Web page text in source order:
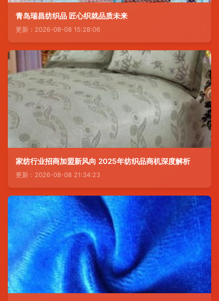
青岛瑞昌纺织品 匠心织就品质未来
更新：2026-08-08 15:28:06
家纺行业招商加盟新风向 2025年纺织品商机深度解析
更新：2026-08-08 21:34:23